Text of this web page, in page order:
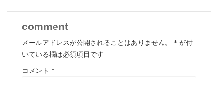
comment
メールアドレスが公開されることはありません。 * が付
いている欄は必須項目です
コメント *